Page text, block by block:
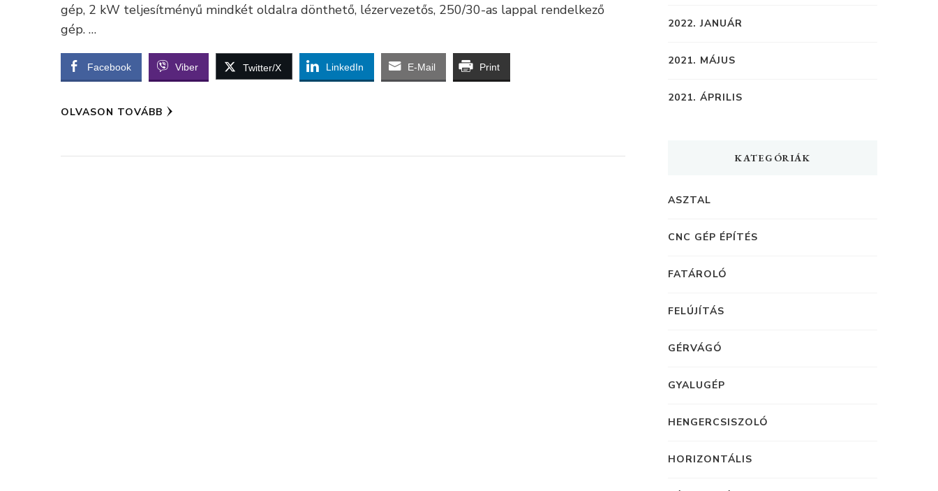
gép, 2 kW teljesítményű mindkét oldalra dönthető, lézervezetős, 250/30-as lappal rendelkező
gép. …
Facebook Viber Twitter/X LinkedIn E-Mail Print
OLVASON TOVÁBB
2022. JANUÁR
2021. MÁJUS
2021. ÁPRILIS
KATEGÓRIÁK
ASZTAL
CNC GÉP ÉPÍTÉS
FATÁROLÓ
FELÚJÍTÁS
GÉRVÁGÓ
GYALUGÉP
HENGERCSISZOLÓ
HORIZONTÁLIS